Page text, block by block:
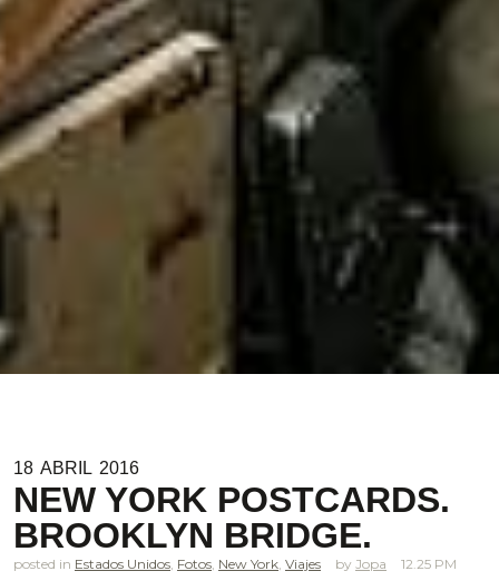
18 ABRIL 2016
NEW YORK POSTCARDS.
BROOKLYN BRIDGE.
posted in Estados Unidos Fotos New York Viajes Jopa 12.25 PM